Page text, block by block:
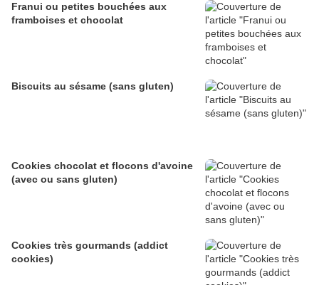
Franui ou petites bouchées aux
framboises et chocolat
Biscuits au sésame (sans gluten)
Cookies chocolat et flocons d'avoine
(avec ou sans gluten)
Cookies très gourmands (addict
cookies)